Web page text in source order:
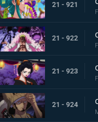
21 - 921
21 - 922
21 - 923
21 - 924